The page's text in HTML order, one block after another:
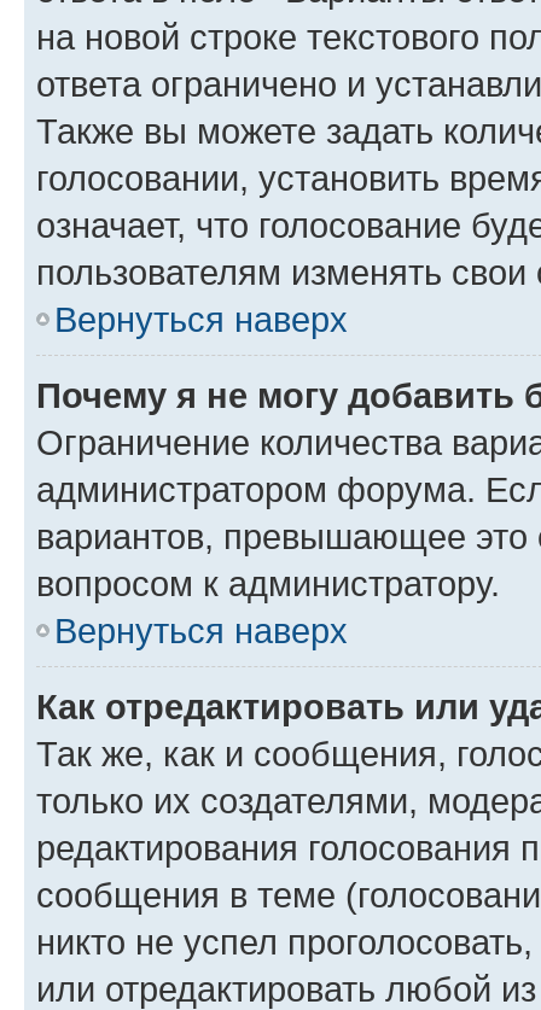
на новой строке текстового
ответа ограничено и
Также вы можете задать
голосовании, установить
означает, что голосование
пользователям изменять свои
Вернуться наверх
Почему я не могу добавить
Ограничение количества
администратором форума.
вариантов, превышающее это
вопросом к администратору.
Вернуться наверх
Как отредактировать или
Так же, как и сообщения,
только их создателями,
редактирования голосования
сообщения в теме
никто не успел
или отредактировать любой